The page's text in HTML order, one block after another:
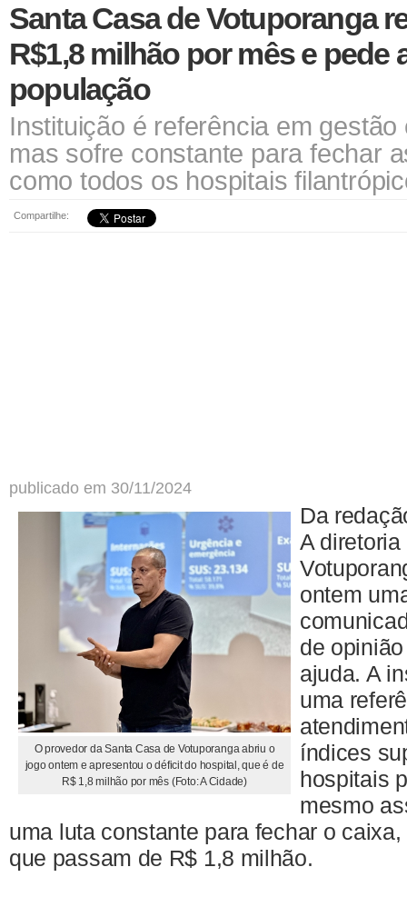
Santa Casa de Votuporanga
R$1,8 milhão por mês e pede
população
Instituição é referência em gestão
mas sofre constante para fechar
como todos os hospitais
Compartilhe:
publicado em 30/11/2024
O provedor da Santa Casa de Votuporanga abriu o
jogo ontem e apresentou o déficit do hospital, que é de
R$ 1,8 milhão por mês (Foto: A Cidade)
Da
A
ontem
de
ajuda. A
uma
índices
hospitais
mesmo
uma luta constante para fechar o
que passam de R$ 1,8 milhão.